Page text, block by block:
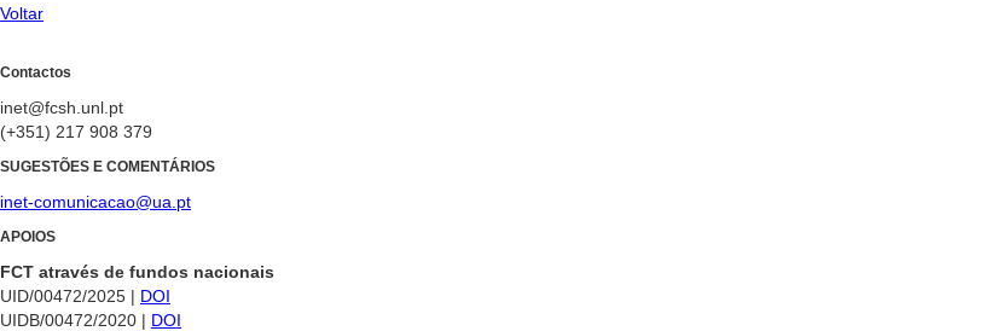
Voltar
Contactos
inet@fcsh.unl.pt
(+351) 217 908 379
SUGESTÕES E COMENTÁRIOS
inet-comunicacao@ua.pt
APOIOS
FCT através de fundos nacionais
UID/00472/2025 | DOI
UIDB/00472/2020 | DOI